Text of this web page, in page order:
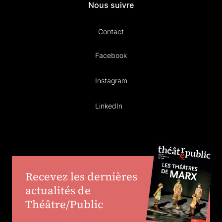
Nous suivre
Contact
Facebook
Instagram
LinkedIn
Recevez les dernières
actualités de
Théâtre/Public